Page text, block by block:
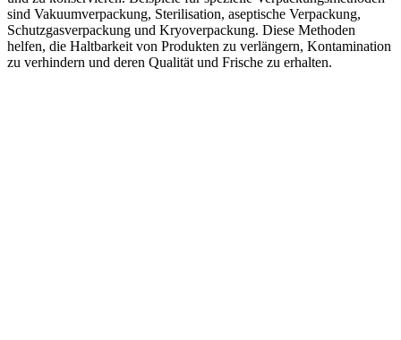
sind Vakuumverpackung, Sterilisation, aseptische Verpackung,
Schutzgasverpackung und Kryoverpackung. Diese Methoden
helfen, die Haltbarkeit von Produkten zu verlängern, Kontamination
zu verhindern und deren Qualität und Frische zu erhalten.